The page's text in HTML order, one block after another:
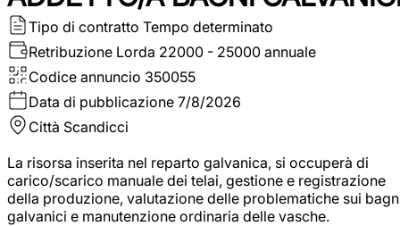
Tipo di contratto Tempo determinato
Retribuzione Lorda 22000 - 25000 annuale
Codice annuncio 350055
Data di pubblicazione 7/8/2026
Città Scandicci
La risorsa inserita nel reparto galvanica, si occuperà di
carico/scarico manuale dei telai, gestione e registrazione
della produzione, valutazione delle problematiche sui
galvanici e manutenzione ordinaria delle vasche.